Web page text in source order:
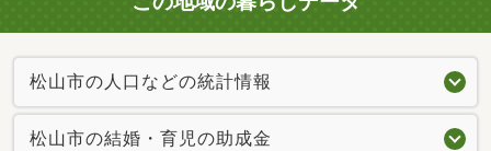
松山市の人口などの統計情報
松山市の結婚・育児の助成金